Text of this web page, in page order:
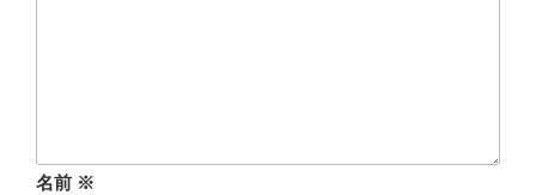
名前 ※